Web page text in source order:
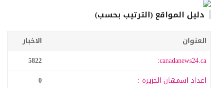
دليل المواقع (الترتيب بحسب)
العنوان
الاخبار
canadanews24.ca:
5822
اعداد اسمهان الجزيرة :
0